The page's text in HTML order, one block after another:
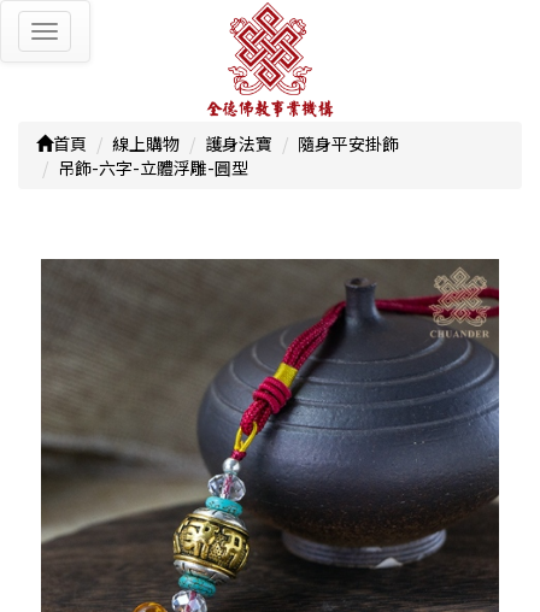
Toggle
navigation
首頁 線上購物 護身法寶
隨身平安掛飾
吊飾-六字-立體浮雕-圓型